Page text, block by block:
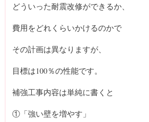
どういった耐震改修ができるか、
費用をどれくらいかけるのかで
その計画は異なりますが、
目標は100％の性能です。
補強工事内容は単純に書くと
①「強い壁を増やす」